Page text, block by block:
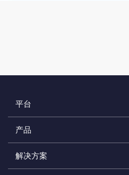
平台
产品
解决方案